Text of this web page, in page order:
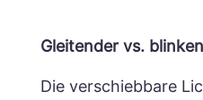
Gleitender vs.
Die verschiebbare